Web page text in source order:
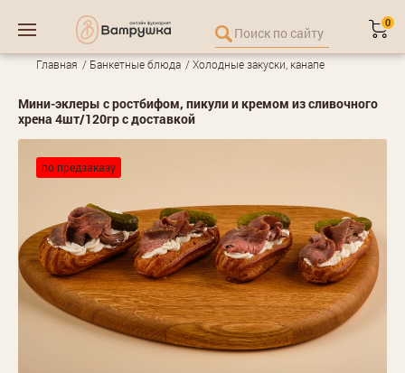
0
Главная Банкетные блюда Холодные закуски, канапе
Мини-эклеры с ростбифом, пикули и кремом из сливочного
хрена 4шт/120гр с доставкой
по предзаказу